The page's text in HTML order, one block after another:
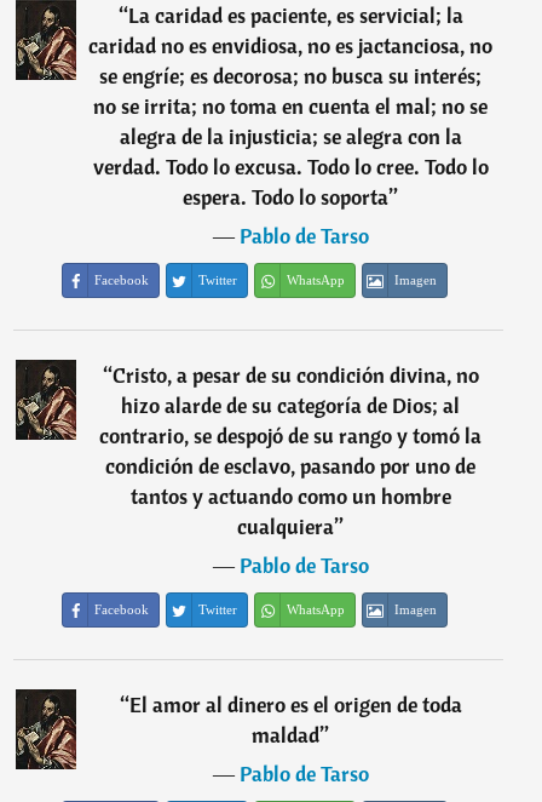
“La caridad es paciente, es servicial; la
caridad no es envidiosa, no es jactanciosa, no
se engríe; es decorosa; no busca su interés;
no se irrita; no toma en cuenta el mal; no se
alegra de la injusticia; se alegra con la
verdad. Todo lo excusa. Todo lo cree. Todo lo
espera. Todo lo soporta”
―Pablo de Tarso
Facebook Twitter WhatsApp Imagen
“Cristo, a pesar de su condición divina, no
hizo alarde de su categoría de Dios; al
contrario, se despojó de su rango y tomó la
condición de esclavo, pasando por uno de
tantos y actuando como un hombre
cualquiera”
―Pablo de Tarso
Facebook Twitter WhatsApp Imagen
“El amor al dinero es el origen de toda
maldad”
―Pablo de Tarso